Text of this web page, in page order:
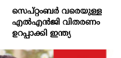
സെപ്റ്റംബർ വരെയുള്ള
എൽഎൻജി വിതരണം
ഉറപ്പാക്കി ഇന്ത്യ